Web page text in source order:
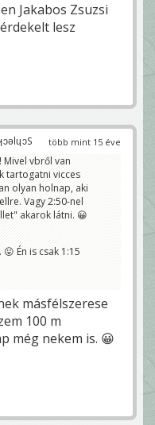
Jakabos Zsuzsi
lesz
több mint 15 éve
vbről van
tartogatni vicces
olyan holnap, aki
Vagy 2:50-nel
akarok látni. 😀
Én is csak 1:15
másfélszerese
100 m
még nekem is. 😀